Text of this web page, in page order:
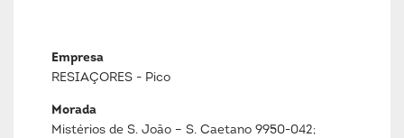
Empresa
RESIAÇORES - Pico
Morada
Mistérios de S. João – S. Caetano 9950-042;